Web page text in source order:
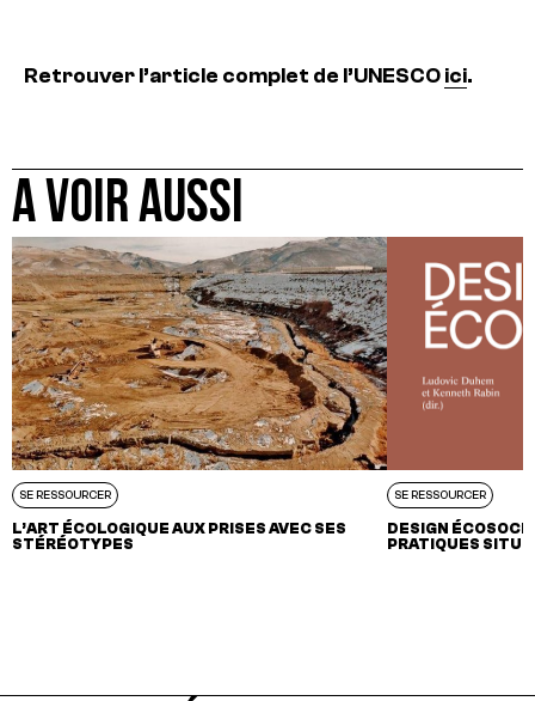
Retrouver l’article complet de l’UNESCO ici.
A VOIR AUSSI
SE RESSOURCER
L’ART ÉCOLOGIQUE AUX PRISES AVEC SES
STÉRÉOTYPES
SE RESSOURCER
DESIGN
PRATIQUES